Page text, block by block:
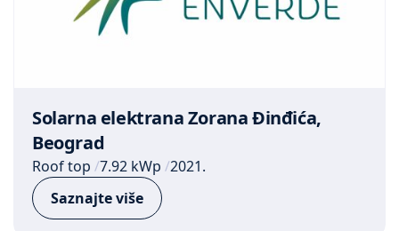
Solarna elektrana Zorana Đinđića,
Beograd
Roof top 7.92 kWp 2021.
Saznajte više